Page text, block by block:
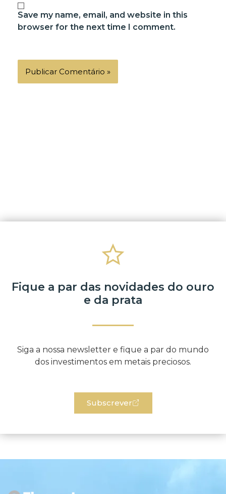
Save my name, email, and website in this
browser for the next time I comment.
Fique a par das novidades do ouro
e da prata​
Siga a nossa newsletter e fique a par do mundo
dos investimentos em metais preciosos.
Subscrever